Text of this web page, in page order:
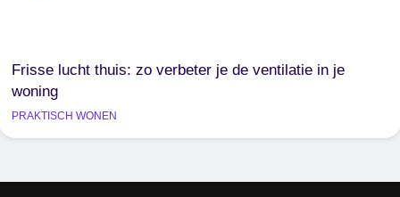
Frisse lucht thuis: zo verbeter je de ventilatie in je
woning
PRAKTISCH WONEN